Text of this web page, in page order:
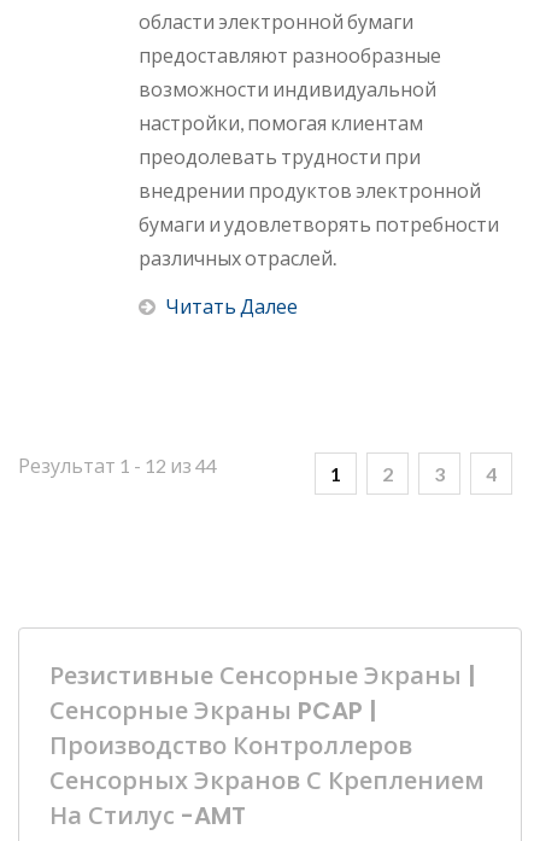
области электронной бумаги
предоставляют разнообразные
возможности индивидуальной
настройки, помогая клиентам
преодолевать трудности при
внедрении продуктов электронной
бумаги и удовлетворять потребности
различных отраслей.
Читать Далее
Результат 1 - 12 из 44 1 2 3 4
Резистивные Сенсорные Экраны |
Сенсорные Экраны PCAP |
Производство Контроллеров
Сенсорных Экранов С Креплением
На Стилус -AMT